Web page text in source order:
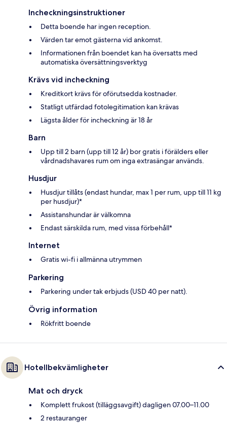
Incheckningsinstruktioner
Detta boende har ingen reception.
Värden tar emot gästerna vid ankomst.
Informationen från boendet kan ha översatts med
automatiska översättningsverktyg
Krävs vid incheckning
Kreditkort krävs för oförutsedda kostnader.
Statligt utfärdad fotolegitimation kan krävas
Lägsta ålder för incheckning är 18 år
Barn
Upp till 2 barn (upp till 12 år) bor gratis i förälders eller
vårdnadshavares rum om inga extrasängar används.
Husdjur
Husdjur tillåts (endast hundar, max 1 per rum, upp till 11 kg
per husdjur)*
Assistanshundar är välkomna
Endast särskilda rum, med vissa förbehåll*
Internet
Gratis wi-fi i allmänna utrymmen
Parkering
Parkering under tak erbjuds (USD 40 per natt).
Övrig information
Rökfritt boende
Hotellbekvämligheter
Mat och dryck
Komplett frukost (tilläggsavgift) dagligen 07.00–11.00
2 restauranger